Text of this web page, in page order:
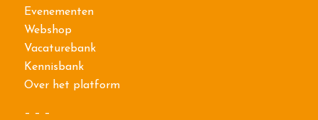
Evenementen
Webshop
Vacaturebank
Kennisbank
Over het platform
– – –